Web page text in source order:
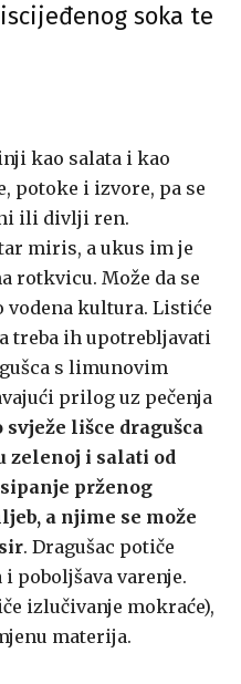
soka te
kao salata i kao
potoke i izvore, pa se
ili divlji ren.
miris, a ukus im je
rotkvicu. Može da se
vodena kultura. Listiće
treba ih upotrebljavati
s limunovim
prilog uz pečenja
lišce dragušca
zelenoj i salati od
prženog
a njime se može
. Dragušac potiče
poboljšava varenje.
izlučivanje mokraće),
materija.